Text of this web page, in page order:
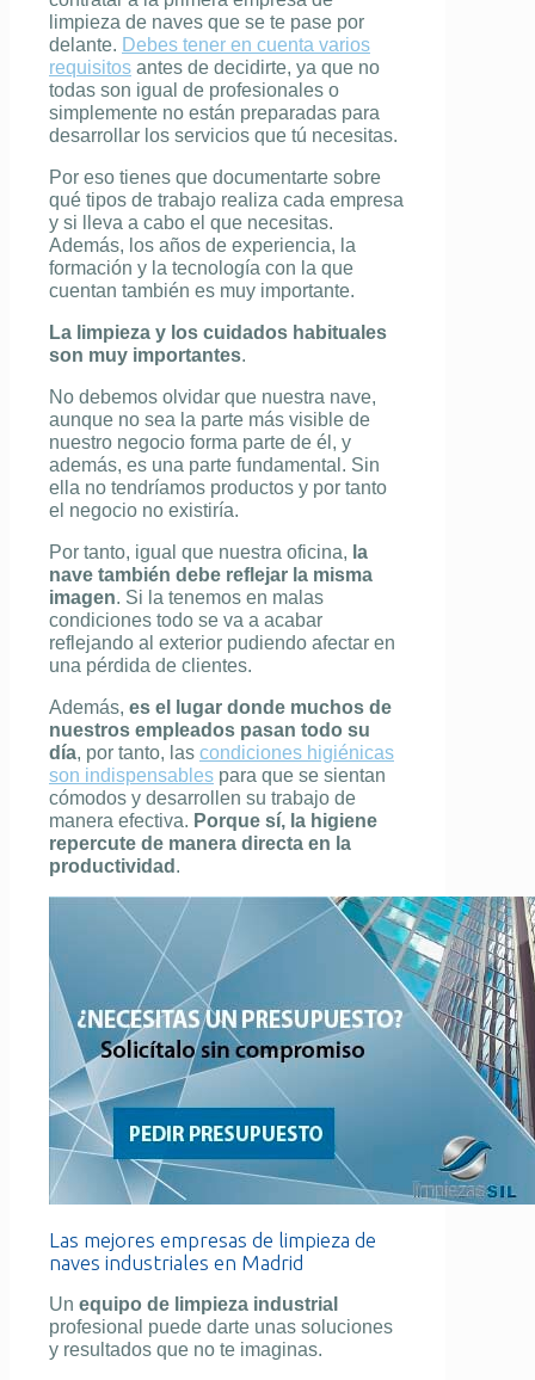
limpieza de naves que se te pase por
delante. Debes tener en cuenta varios
requisitos antes de decidirte, ya que no
todas son igual de profesionales o
simplemente no están preparadas para
desarrollar los servicios que tú necesitas.
Por eso tienes que documentarte sobre
qué tipos de trabajo realiza cada empresa
y si lleva a cabo el que necesitas.
Además, los años de experiencia, la
formación y la tecnología con la que
cuentan también es muy importante.
La limpieza y los cuidados habituales
son muy importantes.
No debemos olvidar que nuestra nave,
aunque no sea la parte más visible de
nuestro negocio forma parte de él, y
además, es una parte fundamental. Sin
ella no tendríamos productos y por tanto
el negocio no existiría.
Por tanto, igual que nuestra oficina, la
nave también debe reflejar la misma
imagen. Si la tenemos en malas
condiciones todo se va a acabar
reflejando al exterior pudiendo afectar en
una pérdida de clientes.
Además, es el lugar donde muchos de
nuestros empleados pasan todo su
día, por tanto, las condiciones higiénicas
son indispensables para que se sientan
cómodos y desarrollen su trabajo de
manera efectiva. Porque sí, la higiene
repercute de manera directa en la
productividad .
Las mejores empresas de limpieza de
naves industriales en Madrid
Un equipo de limpieza industrial
profesional puede darte unas soluciones
y resultados que no te imaginas.